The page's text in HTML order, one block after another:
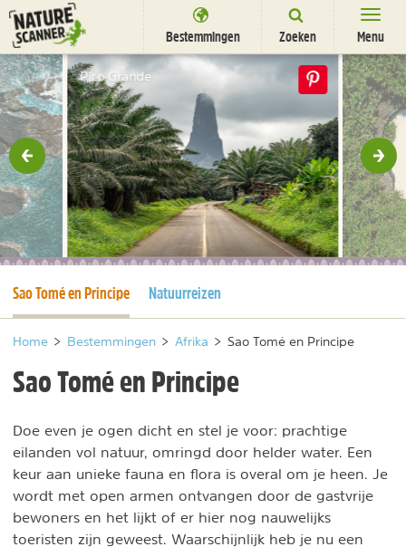
Ga
naar
content
Bestemmingen Zoeken Menu
Bestemmingen
Overnachten
Activiteiten
Natuurparken
Dieren
Nieuwsbrief Uitgelicht
Pico Grande
Huidige pagina
Sao Tomé en Principe Natuurreizen
Home > Bestemmingen > Afrika > Sao Tomé en Principe
Sao Tomé en Principe
Doe even je ogen dicht en stel je voor: prachtige
eilanden vol natuur, omringd door helder water. Een
keur aan unieke fauna en flora is overal om je heen. Je
wordt met open armen ontvangen door de gastvrije
bewoners en het lijkt of er hier nog nauwelijks
toeristen zijn geweest. Waarschijnlijk heb je nu een